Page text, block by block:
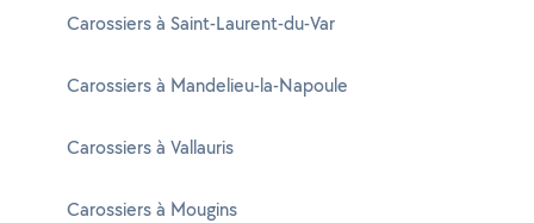
Carossiers à Saint-Laurent-du-Var
Carossiers à Mandelieu-la-Napoule
Carossiers à Vallauris
Carossiers à Mougins